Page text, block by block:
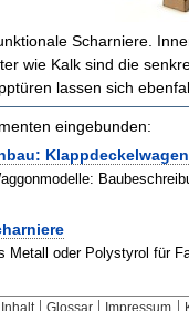
Scharniere.
wie Kalk sind die
lassen sich
eingebunden:
Metall oder Polystyrol für